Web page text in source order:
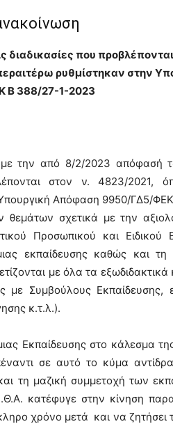
διαδικασίες που
ρυθμίστηκαν στην
Β 388/27-1-2023
την από 8/2/2023 απόφασή
στον ν. 4823/2021,
Απόφαση 9950/ΓΔ5/
θεμάτων σχετικά με την
Προσωπικού και Ειδικού
εκπαίδευσης καθώς και τη
με όλα τα
με Συμβούλους Εκπαίδευσης,
κ.τ.λ.).
Εκπαίδευσης στο κάλεσμα
σε αυτό το κύμα
τη μαζική συμμετοχή των
κατέφυγε στην κίνηση
χρόνο μετά και να ζητήσει